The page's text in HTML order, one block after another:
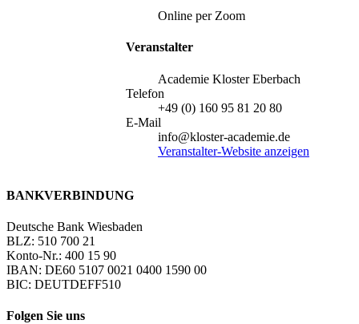
Online per Zoom
Veranstalter
Academie Kloster Eberbach
Telefon
+49 (0) 160 95 81 20 80
E-Mail
info@kloster-academie.de
Veranstalter-Website anzeigen
BANKVERBINDUNG
Deutsche Bank Wiesbaden
BLZ: 510 700 21
Konto-Nr.: 400 15 90
IBAN: DE60 5107 0021 0400 1590 00
BIC: DEUTDEFF510
Folgen Sie uns